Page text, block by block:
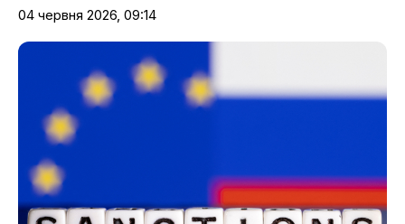
04 червня 2026, 09:14